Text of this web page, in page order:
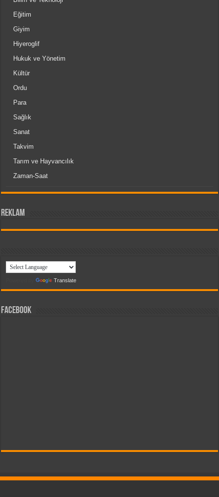
Eğitim
Giyim
Hiyeroglif
Hukuk ve Yönetim
Kültür
Ordu
Para
Sağlık
Sanat
Takvim
Tarım ve Hayvancılık
Zaman-Saat
reklam
Powered by Translate
Facebook